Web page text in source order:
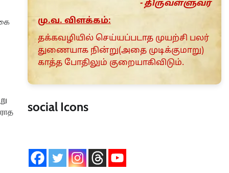
- திருவள்ளுவர்
மு.வ. விளக்கம்:
தக்கவழியில் செய்யப்படாத முயற்சி பலர்
துணையாக நின்று(அதை முடிக்குமாறு)
காத்த போதிலும் குறையாகிவிடும்.
social Icons